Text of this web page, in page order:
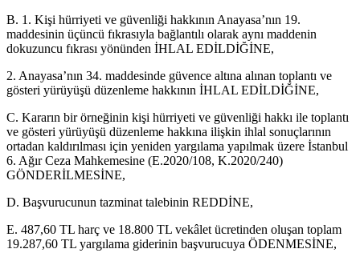
B. 1. Kişi hürriyeti ve güvenliği hakkının Anayasa’nın 19.
maddesinin üçüncü fıkrasıyla bağlantılı olarak aynı maddenin
dokuzuncu fıkrası yönünden İHLAL EDİLDİĞİNE,
2. Anayasa’nın 34. maddesinde güvence altına alınan toplantı ve
gösteri yürüyüşü düzenleme hakkının İHLAL EDİLDİĞİNE,
C. Kararın bir örneğinin kişi hürriyeti ve güvenliği hakkı ile toplantı
ve gösteri yürüyüşü düzenleme hakkına ilişkin ihlal sonuçlarının
ortadan kaldırılması için yeniden yargılama yapılmak üzere İstanbul
6. Ağır Ceza Mahkemesine (E.2020/108, K.2020/240)
GÖNDERİLMESİNE,
D. Başvurucunun tazminat talebinin REDDİNE,
E. 487,60 TL harç ve 18.800 TL vekâlet ücretinden oluşan toplam
19.287,60 TL yargılama giderinin başvurucuya ÖDENMESİNE,